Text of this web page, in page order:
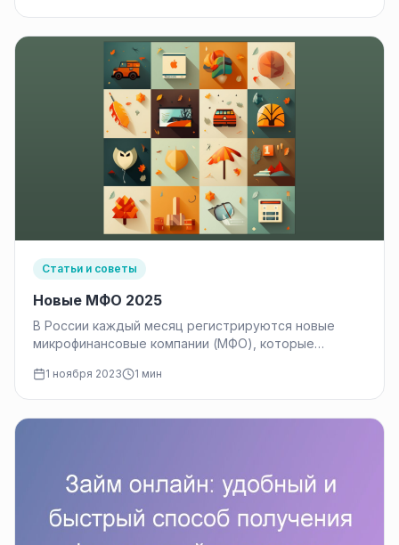
Статьи и советы
Новые МФО 2025
В России каждый месяц регистрируются новые
микрофинансовые компании (МФО), которые
ноябрю 2023 года было…
1 ноября 2023 1 мин